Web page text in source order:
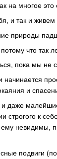
на многое это
и так и живем
природы
что так
пока мы не
начинается
и
даже
к
ему невидимы,
подвиги